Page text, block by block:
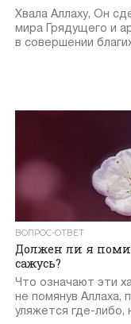
Хвала Аллаху, Он
мира Грядущего и
в совершении
ВОПРОС-ОТВЕТ
Должен ли я
сажусь?
Что означают эти
не помянув Аллаха,
уляжется где-либо,